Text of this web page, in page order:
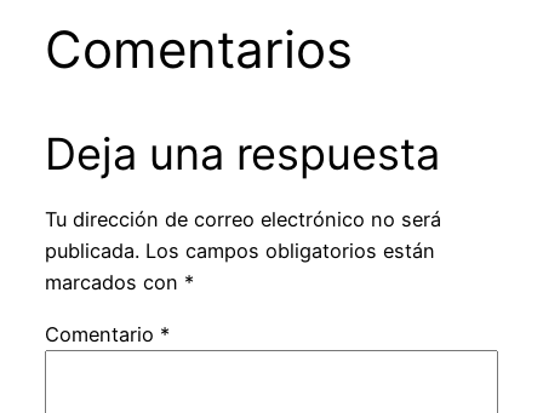
Comentarios
Deja una respuesta
Tu dirección de correo electrónico no será
publicada. Los campos obligatorios están
marcados con *
Comentario *